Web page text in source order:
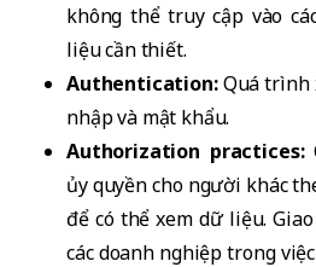
không thể truy cập vào
liệu cần thiết.
Authentication:Quá trình
nhập và mật khẩu.
Authorization practices:
ủy quyền cho người khác
để có thể xem dữ liệu.
các doanh nghiệp trong